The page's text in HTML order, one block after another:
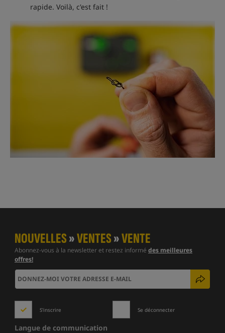
rapide. Voilà, c'est fait !
NOUVELLES»VENTES»VENTE
Abonnez-vous à la newsletter et restez informé des meilleures
offres!
S'inscrire Se déconnecter
Langue de communication